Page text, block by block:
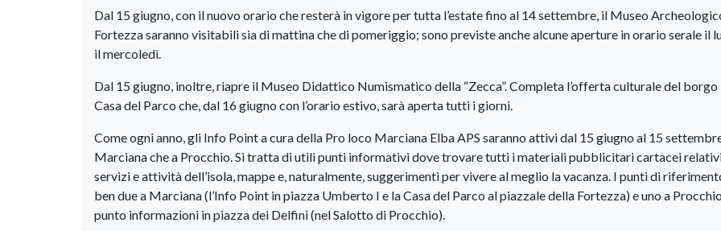
Dal 15 giugno, con il nuovo orario che resterà in vigore per tutta l’estate fino al 14 settembre, il Museo
Fortezza saranno visitabili sia di mattina che di pomeriggio; sono previste anche alcune aperture in orario serale il
il mercoledì.
Dal 15 giugno, inoltre, riapre il Museo Didattico Numismatico della “Zecca”. Completa l’offerta culturale del borgo
Casa del Parco che, dal 16 giugno con l’orario estivo, sarà aperta tutti i giorni.
Come ogni anno, gli Info Point a cura della Pro loco Marciana Elba APS saranno attivi dal 15 giugno al 15
Marciana che a Procchio. Si tratta di utili punti informativi dove trovare tutti i materiali pubblicitari cartacei
servizi e attività dell’isola, mappe e, naturalmente, suggerimenti per vivere al meglio la vacanza. I punti di
ben due a Marciana (l’Info Point in piazza Umberto I e la Casa del Parco al piazzale della Fortezza) e uno a
punto informazioni in piazza dei Delfini (nel Salotto di Procchio).